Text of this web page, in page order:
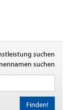
suchen
suchen
Finden!